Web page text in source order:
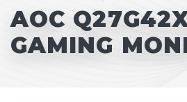
AOC
GAMING